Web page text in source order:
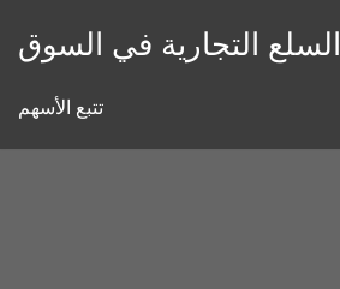
السلع التجارية في السوق
تتبع الأسهم